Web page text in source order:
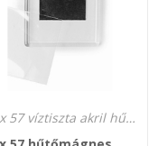
57 x 57 víztiszta akril hűtőmágnes tok - keret